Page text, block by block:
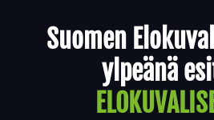
Suomen
ylpeänä